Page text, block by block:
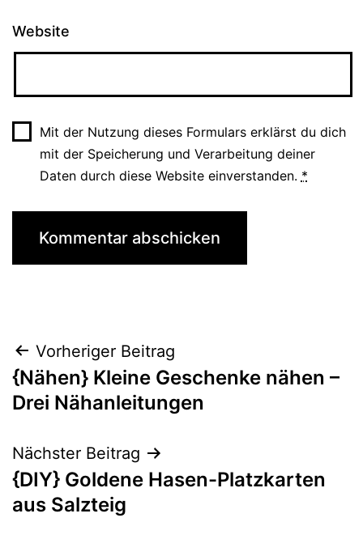
Website
Mit der Nutzung dieses Formulars erklärst du dich
mit der Speicherung und Verarbeitung deiner
Daten durch diese Website einverstanden. *
Beitragsnavigation
Vorheriger Beitrag
{Nähen} Kleine Geschenke nähen –
Drei Nähanleitungen
Nächster Beitrag
{DIY} Goldene Hasen-Platzkarten
aus Salzteig